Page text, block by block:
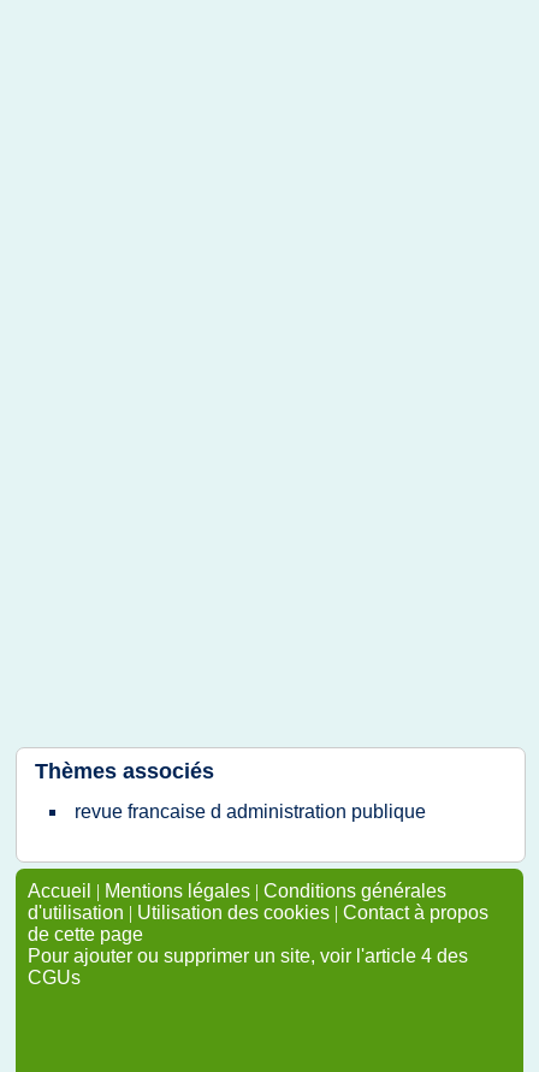
Thèmes associés
revue francaise d administration publique
Accueil | Mentions légales | Conditions générales
d'utilisation | Utilisation des cookies | Contact à propos
de cette page
Pour ajouter ou supprimer un site, voir l'article 4 des
CGUs